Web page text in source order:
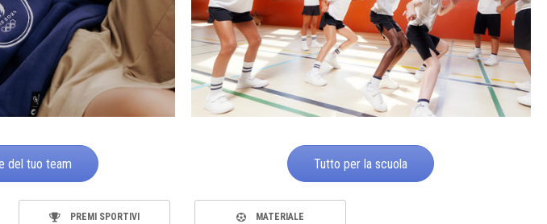
del tuo team Tutto per la scuola
PREMI SPORTIVI MATERIALE